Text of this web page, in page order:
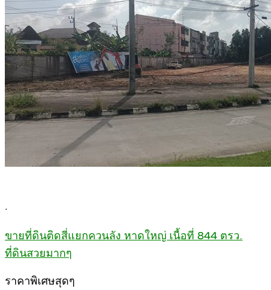
.
ขายที่ดินติดสี่แยกควนลัง หาดใหญ่ เนื้อที่ 844 ตรว.
ที่ดินสวยมากๆ
ราคาพิเศษสุดๆ